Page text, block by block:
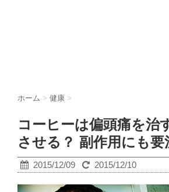
ホーム > 健康 >
コーヒーは偏頭痛を治
させる？ 副作用にも要
2015/12/09 2015/12/10